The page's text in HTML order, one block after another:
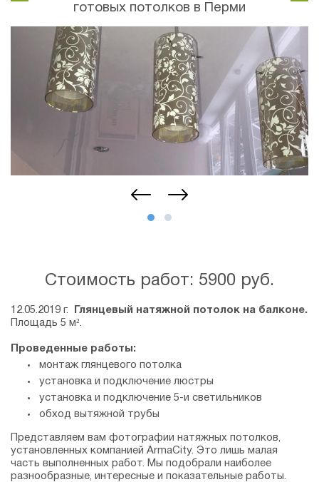
готовых потолков в Перми
Стоимость работ: 5900 руб.
12.05.2019 г. Глянцевый натяжной потолок на балконе.
Площадь 5 м².
Проведенные работы:
монтаж глянцевого потолка
установка и подключение люстры
установка и подключение 5-и светильников
обход вытяжной трубы
Представляем вам фотографии натяжных потолков,
установленных компанией АrmaCity. Это лишь малая
часть выполненных работ. Мы подобрали наиболее
разнообразные, интересные и показательные работы.